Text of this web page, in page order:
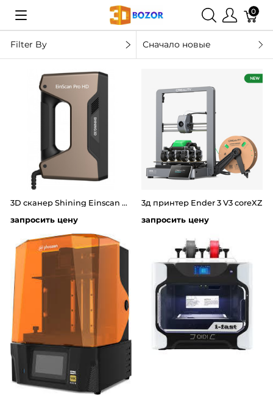
0
Filter By Сначало новые
3D сканер Shining Einscan Pro HD
запросить цену
3д принтер Ender 3 V3 coreXZ
запросить цену